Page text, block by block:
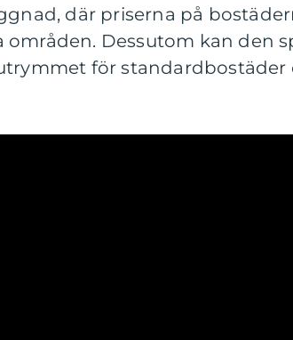
där priserna på
områden. Dessutom kan den
för standardbostäder